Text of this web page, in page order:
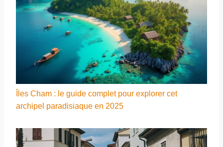
Îles Cham : le guide complet pour explorer cet
archipel paradisiaque en 2025